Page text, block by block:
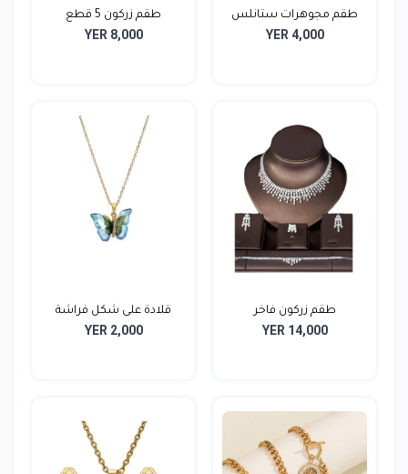
طقم مجوهرات ستانلس
ستيل
YER 4,000
طقم زركون 5 قطع
YER 8,000
طقم زركون فاخر
YER 14,000
قلادة على شكل فراشة
YER 2,000